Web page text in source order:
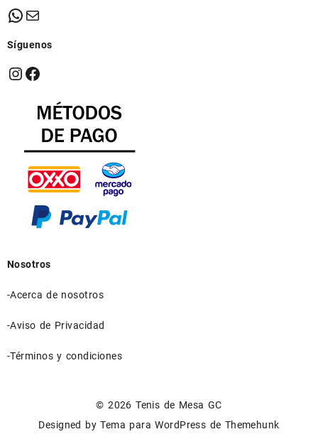
WhatsApp
Mail
Síguenos
Instagram
Facebook
Nosotros
-Acerca de nosotros
-Aviso de Privacidad
-Términos y condiciones
© 2026Tenis de Mesa GC
Designed by Tema para WordPress de Themehunk